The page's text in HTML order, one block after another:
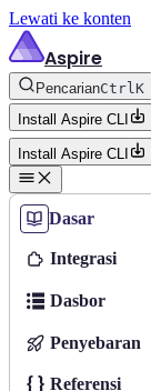
Lewati ke konten
Aspire
PencarianCtrlK
Install Aspire CLI
Install Aspire CLI
Dasar
Integrasi
Dasbor
Penyebaran
Referensi